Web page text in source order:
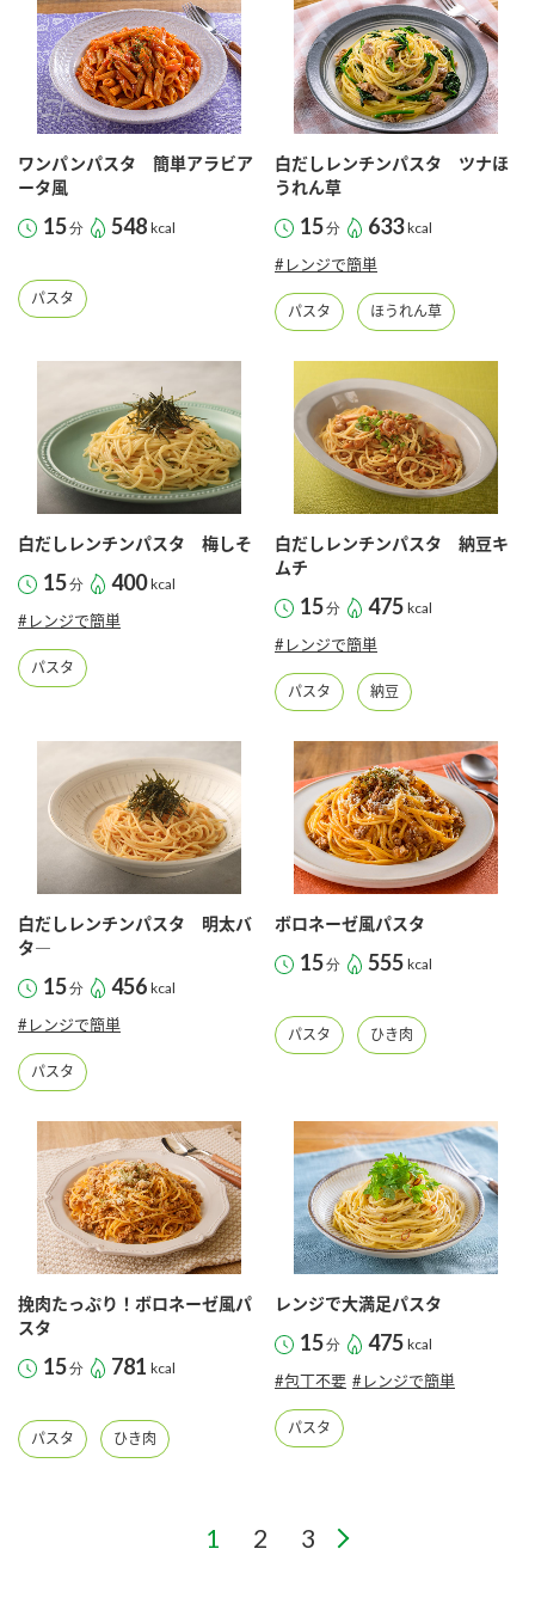
ワンパンパスタ 簡単アラビア
ータ風
15分 548 kcal
パスタ
白だしレンチンパスタ ツナほ
うれん草
15分 633 kcal
#レンジで簡単
パスタ ほうれん草
白だしレンチンパスタ 梅しそ
15分 400 kcal
#レンジで簡単
パスタ
白だしレンチンパスタ 納豆キ
ムチ
15分 475 kcal
#レンジで簡単
パスタ 納豆
白だしレンチンパスタ 明太バ
タ―
15分 456 kcal
#レンジで簡単
パスタ
ボロネーゼ風パスタ
15分 555 kcal
パスタ ひき肉
挽肉たっぷり！ボロネーゼ風パ
スタ
15分 781 kcal
パスタ ひき肉
レンジで大満足パスタ
15分 475 kcal
#包丁不要 #レンジで簡単
パスタ